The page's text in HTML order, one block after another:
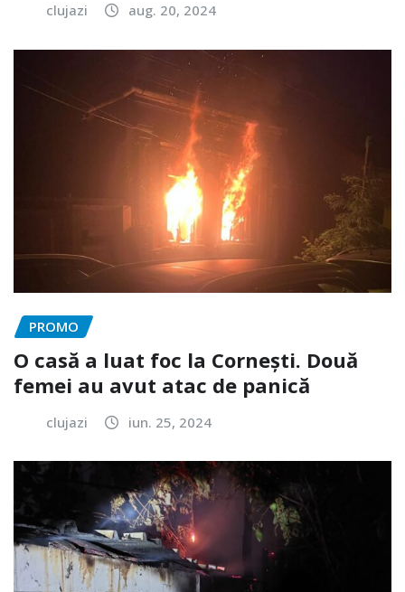
clujazi aug. 20, 2024
PROMO
O casă a luat foc la Cornești. Două
femei au avut atac de panică
clujazi iun. 25, 2024